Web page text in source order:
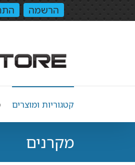
הרשמה
קטגוריות ומוצרים
מקרנים